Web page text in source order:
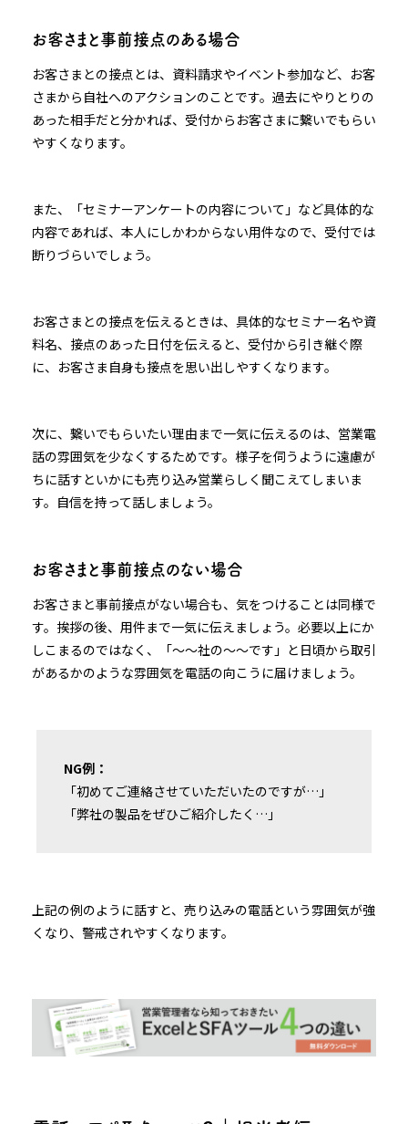
お客さまと事前接点のある場合
お客さまとの接点とは、資料請求やイベント参加など、お客
さまから自社へのアクションのことです。過去にやりとりの
あった相手だと分かれば、受付からお客さまに繋いでもらい
やすくなります。
また、「セミナーアンケートの内容について」など具体的な
内容であれば、本人にしかわからない用件なので、受付では
断りづらいでしょう。
お客さまとの接点を伝えるときは、具体的なセミナー名や資
料名、接点のあった日付を伝えると、受付から引き継ぐ際
に、お客さま自身も接点を思い出しやすくなります。
次に、繋いでもらいたい理由まで一気に伝えるのは、営業電
話の雰囲気を少なくするためです。様子を伺うように遠慮が
ちに話すといかにも売り込み営業らしく聞こえてしまいま
す。自信を持って話しましょう。
お客さまと事前接点のない場合
お客さまと事前接点がない場合も、気をつけることは同様で
す。挨拶の後、用件まで一気に伝えましょう。必要以上にか
しこまるのではなく、「〜〜社の〜〜です」と日頃から取引
があるかのような雰囲気を電話の向こうに届けましょう。
NG例：
「初めてご連絡させていただいたのですが…」
「弊社の製品をぜひご紹介したく…」
上記の例のように話すと、売り込みの電話という雰囲気が強
くなり、警戒されやすくなります。